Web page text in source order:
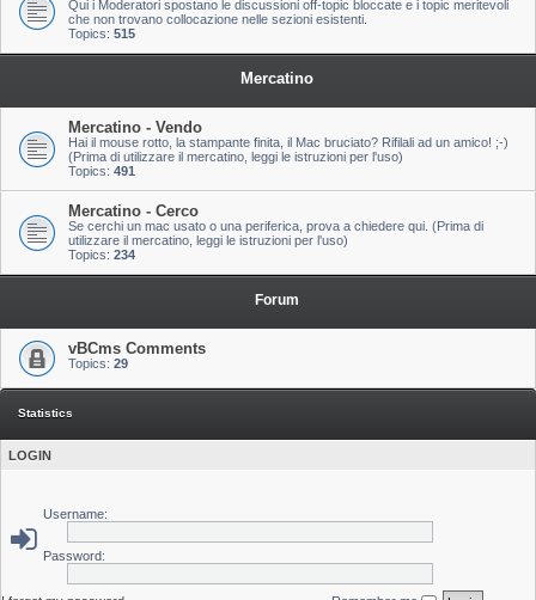
Qui i Moderatori spostano le discussioni off-topic bloccate e i topic meritevoli
che non trovano collocazione nelle sezioni esistenti.
Topics: 515
Mercatino
Mercatino - Vendo
Hai il mouse rotto, la stampante finita, il Mac bruciato? Rifilali ad un amico! ;-)
(Prima di utilizzare il mercatino, leggi le istruzioni per l'uso)
Topics: 491
Mercatino - Cerco
Se cerchi un mac usato o una periferica, prova a chiedere qui. (Prima di
utilizzare il mercatino, leggi le istruzioni per l'uso)
Topics: 234
Forum
vBCms Comments
Topics: 29
Statistics
LOGIN
Username:
Password: